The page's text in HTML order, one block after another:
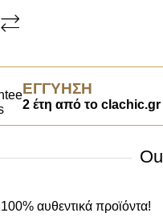
ΕΓΓΎΗΣΗ
2 έτη από το clachic.gr
100% αυθεντικά προϊόντα!